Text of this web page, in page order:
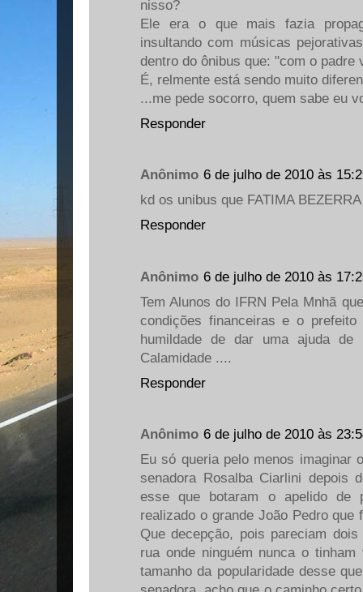
nisso?
Ele era o que mais fazia
insultando com músicas
dentro do ônibus que: "com o padre
É, relmente está sendo muito
...me pede socorro, quem sabe eu
Responder
Anônimo 6 de julho de 2010 às
kd os unibus que FATIMA
Responder
Anônimo 6 de julho de 2010 às
Tem Alunos do IFRN Pela Mnhã
condições financeiras e o
humildade de dar uma ajuda
Calamidade ....
Responder
Anônimo 6 de julho de 2010 às
Eu só queria pelo menos imaginar
senadora Rosalba Ciarlini depois
esse que botaram o apelido de
realizado o grande João Pedro
Que decepção, pois pareciam
rua onde ninguém nunca o
tamanho da popularidade desse